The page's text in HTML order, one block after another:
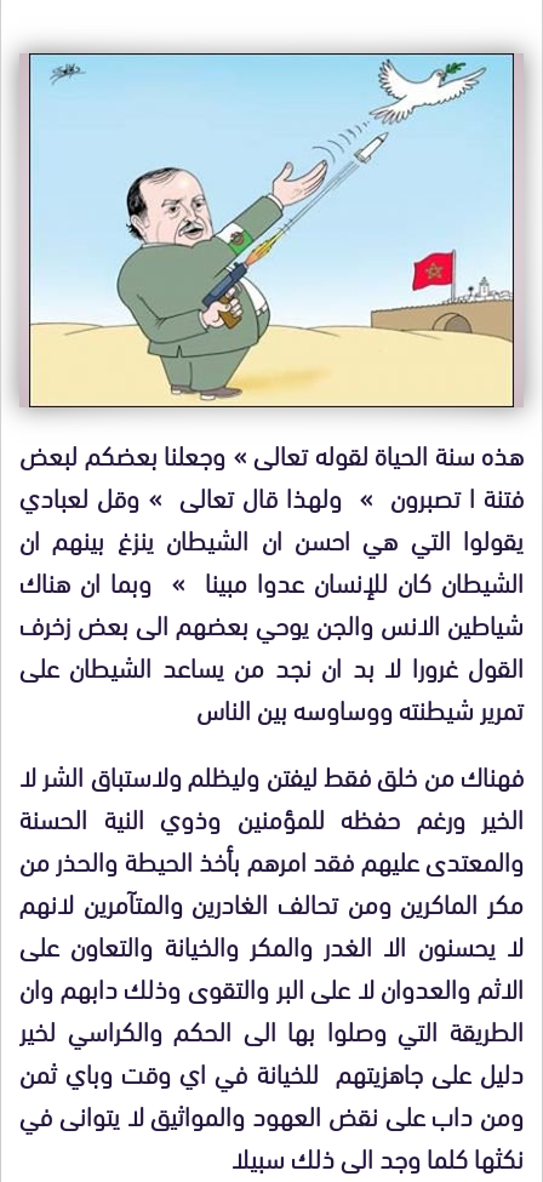
هذه سنة الحياة لقوله تعالى » وجعلنا بعضكم لبعض
فتنة ا تصبرون » ولهذا قال تعالى » وقل لعبادي
يقولوا التي هي احسن ان الشيطان ينزغ بينهم ان
الشيطان كان للإنسان عدوا مبينا » وبما ان هناك
شياطين الانس والجن يوحي بعضهم الى بعض زخرف
القول غرورا لا بد ان نجد من يساعد الشيطان على
تمرير شيطنته ووساوسه بين الناس
فهناك من خلق فقط ليفتن وليظلم ولاستباق الشر لا
الخير ورغم حفظه للمؤمنين وذوي النية الحسنة
والمعتدى عليهم فقد امرهم بأخذ الحيطة والحذر من
مكر الماكرين ومن تحالف الغادرين والمتآمرين لانهم
لا يحسنون الا الغدر والمكر والخيانة والتعاون على
الاثم والعدوان لا على البر والتقوى وذلك دابهم وان
الطريقة التي وصلوا بها الى الحكم والكراسي لخير
دليل على جاهزيتهم للخيانة في اي وقت وباي ثمن
ومن داب على نقض العهود والمواثيق لا يتوانى في
نكثها كلما وجد الى ذلك سبيلا